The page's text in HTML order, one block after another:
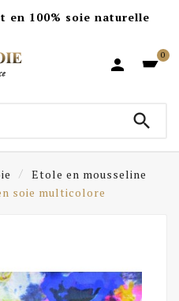
en 100% soie naturelle

0

Etole en mousseline
soie multicolore